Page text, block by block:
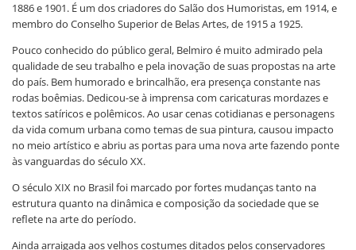
1886 e 1901. É um dos criadores do Salão dos Humoristas, em 1914, e
membro do Conselho Superior de Belas Artes, de 1915 a 1925.
Pouco conhecido do público geral, Belmiro é muito admirado pela
qualidade de seu trabalho e pela inovação de suas propostas na arte
do país. Bem humorado e brincalhão, era presença constante nas
rodas boêmias. Dedicou-se à imprensa com caricaturas mordazes e
textos satíricos e polêmicos. Ao usar cenas cotidianas e personagens
da vida comum urbana como temas de sua pintura, causou impacto
no meio artístico e abriu as portas para uma nova arte fazendo ponte
às vanguardas do século XX.
O século XIX no Brasil foi marcado por fortes mudanças tanto na
estrutura quanto na dinâmica e composição da sociedade que se
reflete na arte do período.
Ainda arraigada aos velhos costumes ditados pelos conservadores